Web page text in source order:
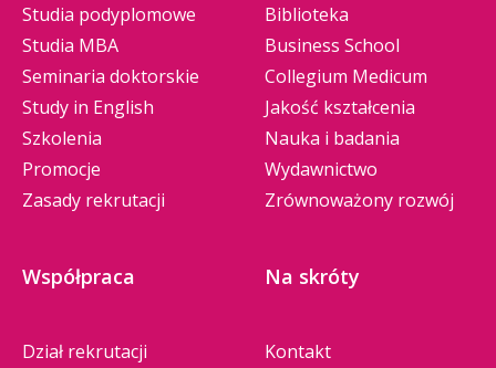
Studia podyplomowe
Studia MBA
Seminaria doktorskie
Study in English
Szkolenia
Promocje
Zasady rekrutacji
Biblioteka
Business School
Collegium Medicum
Jakość kształcenia
Nauka i badania
Wydawnictwo
Zrównoważony rozwój
Współpraca
Dział rekrutacji
Na skróty
Kontakt